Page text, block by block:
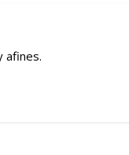
afines.